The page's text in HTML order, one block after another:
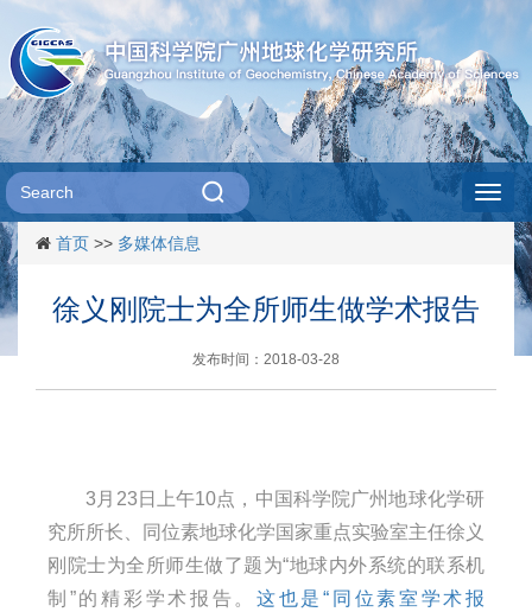
首页 >> 多媒体信息
徐义刚院士为全所师生做学术报告
发布时间：2018-03-28
3 月 23 日上午10点，中国科学院广州地球化学研
究所所长、同位素地球化学国家重点实验室主任徐义
刚院士为全所师生做了题为“地球内外系统的联系机
制 ”的精彩学术报告 。这也是“同位素室学术报